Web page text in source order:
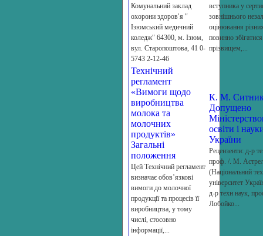
Комунальний заклад
охорони здоров′я ″
Ізюмський медичний
коледж″ 64300, м. Ізюм,
вул. Старопоштова, 41 0-
5743 2-12-46
вступника у
зовнішнього
оцінювання
повинно
прізвищем,...
Технічний
регламент
«Вимоги щодо
виробництва
молока та
молочних
продуктів»
Загальні
положення
Цей Технічний регламент
визначає обов’язкові
вимоги до молочної
продукції та процесів її
виробництва, у тому
числі, стосовно
інформації,...
К. М.
Допущено
освіти і
України
Рецензенти: д-р
проф. /. М.
(Національний
університет
д-р техн наук,
Лобойко...